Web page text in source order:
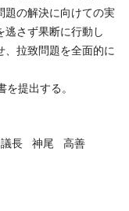
題の解決に向けての実
逃さず果断に行動し
、拉致問題を全面的に
提出する。
高善